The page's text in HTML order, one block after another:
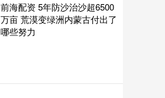
前海配资 5年防沙治沙超6500
万亩 荒漠变绿洲内蒙古付出了
哪些努力